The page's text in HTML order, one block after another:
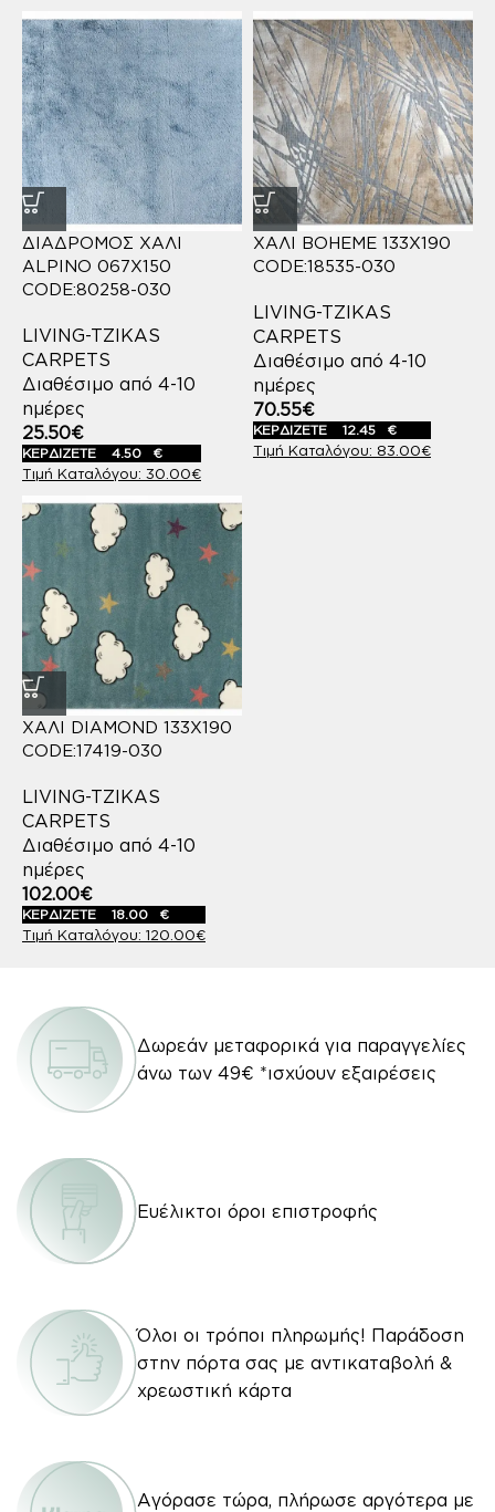
ΔΙΑΔΡΟΜΟΣ ΧΑΛΙ
ALPINO 067X150
CODE:80258-030
LIVING-TZIKAS
CARPETS
Διαθέσιμο από 4-10
ημέρες
30.00€
25.50€
ΚΕΡΔΙΖΕΤΕ 4.50 €
ΧΑΛΙ BOHEME 133X190
CODE:18535-030
LIVING-TZIKAS
CARPETS
Διαθέσιμο από 4-10
ημέρες
83.00€
70.55€
ΚΕΡΔΙΖΕΤΕ 12.45 €
ΧΑΛΙ DIAMOND 133X190
CODE:17419-030
LIVING-TZIKAS
CARPETS
Διαθέσιμο από 4-10
ημέρες
120.00€
102.00€
ΚΕΡΔΙΖΕΤΕ 18.00 €
Δωρεάν μεταφορικά για παραγγελίες
άνω των 49€ *ισχύουν εξαιρέσεις
Ευέλικτοι όροι επιστροφής
Όλοι οι τρόποι πληρωμής! Παράδοση
στην πόρτα σας με αντικαταβολή &
χρεωστική κάρτα
Αγόρασε τώρα, πλήρωσε αργότερα με